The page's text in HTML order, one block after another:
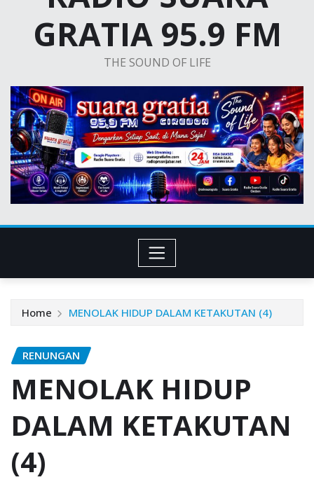
GRATIA 95.9 FM
THE SOUND OF LIFE
Home MENOLAK HIDUP DALAM KETAKUTAN (4)
RENUNGAN
MENOLAK HIDUP
DALAM KETAKUTAN
(4)